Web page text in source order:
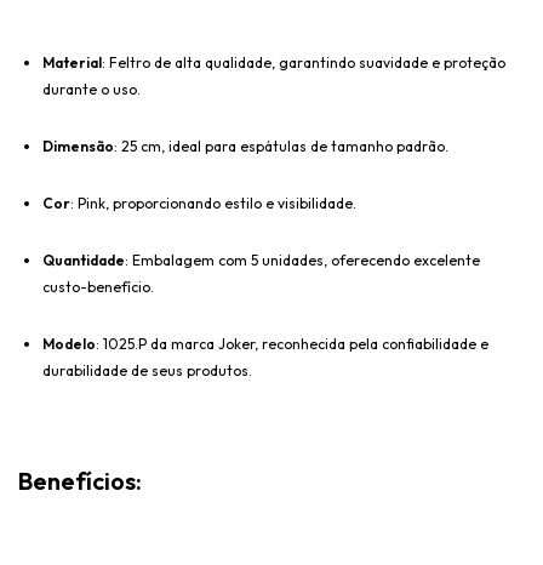
Material: Feltro de alta qualidade, garantindo suavidade e proteção
durante o uso.
Dimensão: 25 cm, ideal para espátulas de tamanho padrão.
Cor: Pink, proporcionando estilo e visibilidade.
Quantidade: Embalagem com 5 unidades, oferecendo excelente
custo-benefício.
Modelo: 1025.P da marca Joker, reconhecida pela confiabilidade e
durabilidade de seus produtos.
Benefícios: